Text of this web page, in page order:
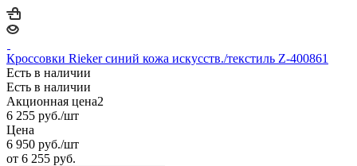
Кроссовки Rieker синий кожа искусств./текстиль Z-400861
Есть в наличии
Есть в наличии
Акционная цена2
6 255 руб./шт
Цена
6 950 руб./шт
от 6 255 руб.